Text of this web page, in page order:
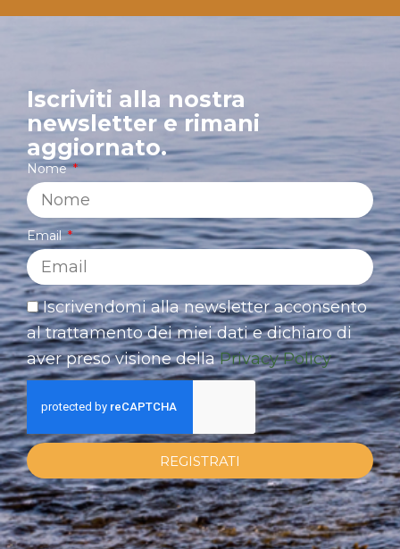
Iscriviti alla nostra
newsletter e rimani
aggiornato.
Nome
Email
Iscrivendomi alla newsletter acconsento
al trattamento dei miei dati e dichiaro di
aver preso visione dellaPrivacy Policy
REGISTRATI